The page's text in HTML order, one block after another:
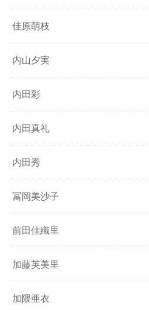
佳原萌枝
内山夕実
内田彩
内田真礼
内田秀
冨岡美沙子
前田佳織里
加藤英美里
加隈亜衣